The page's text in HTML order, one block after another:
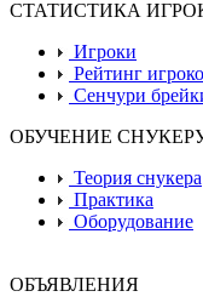
СТАТИСТИКА
Игроки
Рейтинг
Сенчури
ОБУЧЕНИЕ
Теория снукера
Практика
Оборудование
ОБЪЯВЛЕНИЯ